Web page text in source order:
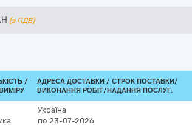
(з ПДВ)
/
АДРЕСА ДОСТАВКИ / СТРОК ПОСТАВКИ/
ВИКОНАННЯ РОБІТ/НАДАННЯ ПОСЛУГ:
Україна
по 23-07-2026